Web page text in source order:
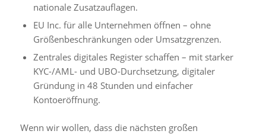
nationale Zusatzauflagen.
EU Inc. für alle Unternehmen öffnen – ohne
Größenbeschränkungen oder Umsatzgrenzen.
Zentrales digitales Register schaffen – mit starker
KYC-/AML- und UBO-Durchsetzung, digitaler
Gründung in 48 Stunden und einfacher
Kontoeröffnung.
Wenn wir wollen, dass die nächsten großen